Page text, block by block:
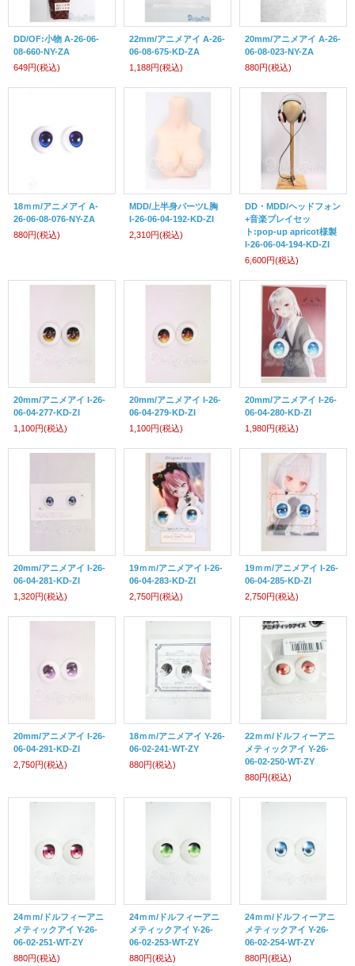
DD/OF:小物 A-26-06-
08-660-NY-ZA
649円(税込)
22mm/アニメアイ A-26-
06-08-675-KD-ZA
1,188円(税込)
20mm/アニメアイ A-26-
06-08-023-NY-ZA
880円(税込)
18ｍｍ/アニメアイ A-
26-06-08-076-NY-ZA
880円(税込)
MDD/上半身パーツL胸
I-26-06-04-192-KD-ZI
2,310円(税込)
DD・MDD/ヘッドフォン
+音楽プレイセッ
ト:pop-up apricot様製
I-26-06-04-194-KD-ZI
6,600円(税込)
20mm/アニメアイ I-26-
06-04-277-KD-ZI
1,100円(税込)
20mm/アニメアイ I-26-
06-04-279-KD-ZI
1,100円(税込)
20mm/アニメアイ I-26-
06-04-280-KD-ZI
1,980円(税込)
20mm/アニメアイ I-26-
06-04-281-KD-ZI
1,320円(税込)
19ｍｍ/アニメアイ I-26-
06-04-283-KD-ZI
2,750円(税込)
19ｍｍ/アニメアイ I-26-
06-04-285-KD-ZI
2,750円(税込)
20mm/アニメアイ I-26-
06-04-291-KD-ZI
2,750円(税込)
18ｍｍ/アニメアイ Y-26-
06-02-241-WT-ZY
880円(税込)
22ｍｍ/ドルフィーアニ
メティックアイ Y-26-
06-02-250-WT-ZY
880円(税込)
24ｍｍ/ドルフィーアニ
メティックアイ Y-26-
06-02-251-WT-ZY
880円(税込)
24ｍｍ/ドルフィーアニ
メティックアイ Y-26-
06-02-253-WT-ZY
880円(税込)
24ｍｍ/ドルフィーアニ
メティックアイ Y-26-
06-02-254-WT-ZY
880円(税込)